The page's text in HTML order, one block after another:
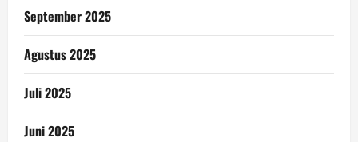
September 2025
Agustus 2025
Juli 2025
Juni 2025